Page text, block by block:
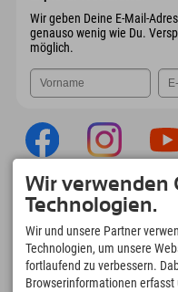
Wir geben Deine E-Mail-
genauso wenig wie Du.
möglich.
Explorer App
Upload Deiner
Explorer To Go mit
Bucketlist,
downloaden!
Wir verwenden
Technologien.
Wir und unsere Partner
Technologien, um unsere
fortlaufend zu verbessern.
Browserinformationen